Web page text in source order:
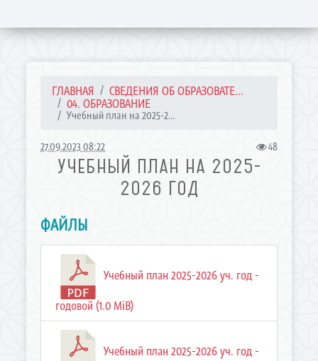
ГЛАВНАЯ
СВЕДЕНИЯ ОБ ОБРАЗОВАТЕ...
04. ОБРАЗОВАНИЕ
Учебный план на 2025-2...
27.09.2023 08:22 48
УЧЕБНЫЙ ПЛАН НА 2025-
2026 ГОД
ФАЙЛЫ
Учебный план 2025-2026 уч. год -
годовой (1.0 MiB)
Учебный план 2025-2026 уч. год -